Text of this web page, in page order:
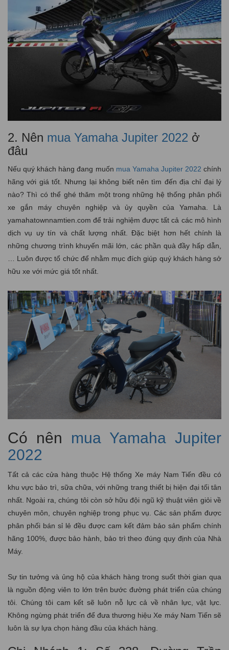
2. Nên mua Yamaha Jupiter 2022 ở
đâu
Nếu quý khách hàng đang muốn mua Yamaha Jupiter 2022 chính
hãng với giá tốt. Nhưng lại không biết nên tìm đến địa chỉ đại lý
nào? Thì có thể ghé thăm một trong những hệ thống phân phối
xe gắn máy chuyên nghiệp và ủy quyền của Yamaha. Là
yamahatownnamtien.com để trải nghiệm được tất cả các mô hình
dịch vụ uy tín và chất lượng nhất. Đặc biệt hơn hết chính là
những chương trình khuyến mãi lớn, các phần quà đầy hấp dẫn,
… Luôn được tổ chức để nhằm mục đích giúp quý khách hàng sở
hữu xe với mức giá tốt nhất.
Có nên mua Yamaha Jupiter
2022
Tất cả các cửa hàng thuộc Hệ thống Xe máy Nam Tiến đều có
khu vực bảo trì, sữa chữa, với những trang thiết bị hiện đại tối tân
nhất. Ngoài ra, chúng tôi còn sở hữu đội ngũ kỹ thuật viên giỏi về
chuyên môn, chuyên nghiệp trong phục vụ. Các sản phẩm được
phân phối bán sỉ lẻ đều được cam kết đảm bảo sản phẩm chính
hãng 100%, được bảo hành, bảo trì theo đúng quy định của Nhà
Máy.
Sự tin tưởng và ủng hộ của khách hàng trong suốt thời gian qua
là nguồn động viên to lớn trên bước đường phát triển của chúng
tôi. Chúng tôi cam kết sẽ luôn nỗ lực cả về nhân lực, vật lực.
Không ngừng phát triển để đưa thương hiệu Xe máy Nam Tiến sẽ
luôn là sự lựa chọn hàng đầu của khách hàng.